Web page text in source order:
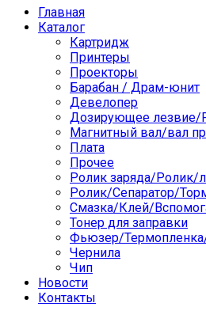
Главная
Каталог
Картридж
Принтеры
Проекторы
Барабан / Драм-юнит
Девелопер
Дозирующее лезвие/
Магнитный вал/вал
Плата
Прочее
Ролик заряда/Ролик/
Ролик/Сепаратор/
Смазка/Клей/
Тонер для заправки
Фьюзер/
Чернила
Чип
Новости
Контакты